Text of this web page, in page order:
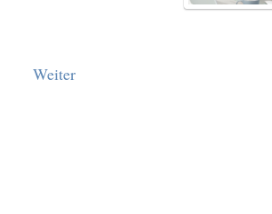
Weiter